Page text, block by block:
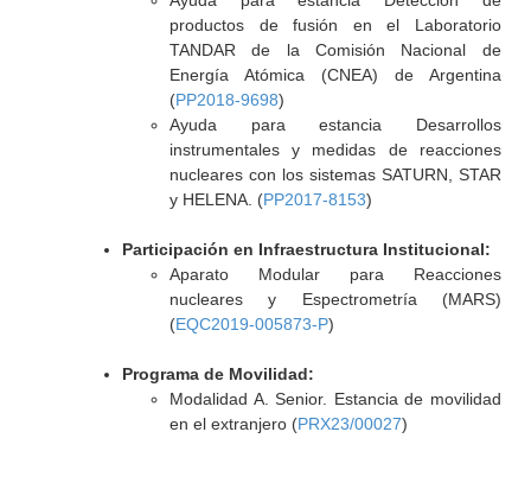
productos de fusión en el Laboratorio
TANDAR de la Comisión Nacional de
Energía Atómica (CNEA) de Argentina
(PP2018-9698)
Ayuda para estancia Desarrollos
instrumentales y medidas de reacciones
nucleares con los sistemas SATURN, STAR
y HELENA. (PP2017-8153)
Participación en Infraestructura Institucional:
Aparato Modular para Reacciones
nucleares y Espectrometría (MARS)
(EQC2019-005873-P)
Programa de Movilidad:
Modalidad A. Senior. Estancia de movilidad
en el extranjero (PRX23/00027)